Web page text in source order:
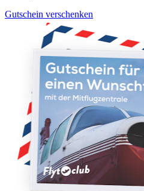
Gutschein verschenken